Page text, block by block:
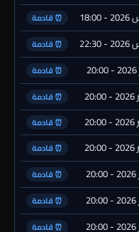
⏰ قادمة
⏰ قادمة
⏰ قادمة
⏰ قادمة
⏰ قادمة
⏰ قادمة
⏰ قادمة
⏰ قادمة
⏰ قادمة